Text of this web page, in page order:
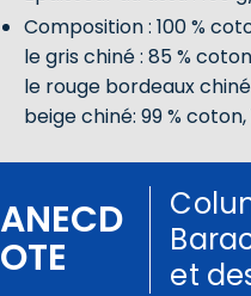
Composition : 100 %
le gris chiné : 85 %
le rouge bordeaux
beige chiné: 99 %
ANECD
OTE
et